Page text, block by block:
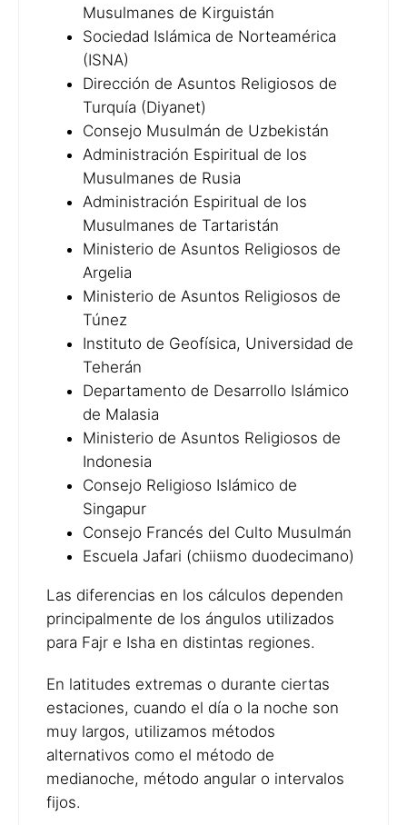
Musulmanes de Kirguistán
Sociedad Islámica de Norteamérica
(ISNA)
Dirección de Asuntos Religiosos de
Turquía (Diyanet)
Consejo Musulmán de Uzbekistán
Administración Espiritual de los
Musulmanes de Rusia
Administración Espiritual de los
Musulmanes de Tartaristán
Ministerio de Asuntos Religiosos de
Argelia
Ministerio de Asuntos Religiosos de
Túnez
Instituto de Geofísica, Universidad de
Teherán
Departamento de Desarrollo Islámico
de Malasia
Ministerio de Asuntos Religiosos de
Indonesia
Consejo Religioso Islámico de
Singapur
Consejo Francés del Culto Musulmán
Escuela Jafari (chiismo duodecimano)
Las diferencias en los cálculos dependen
principalmente de los ángulos utilizados
para Fajr e Isha en distintas regiones.
En latitudes extremas o durante ciertas
estaciones, cuando el día o la noche son
muy largos, utilizamos métodos
alternativos como el método de
medianoche, método angular o intervalos
fijos.